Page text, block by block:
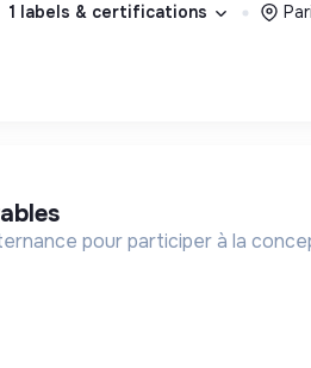
1 labels & certifications
pour participer à la